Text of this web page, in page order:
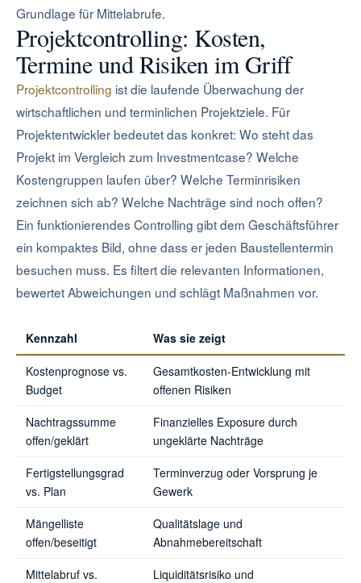
Grundlage für Mittelabrufe.
Projektcontrolling: Kosten,
Termine und Risiken im Griff
Projektcontrolling ist die laufende Überwachung der
wirtschaftlichen und terminlichen Projektziele. Für
Projektentwickler bedeutet das konkret: Wo steht das
Projekt im Vergleich zum Investmentcase? Welche
Kostengruppen laufen über? Welche Terminrisiken
zeichnen sich ab? Welche Nachträge sind noch offen?
Ein funktionierendes Controlling gibt dem Geschäftsführer
ein kompaktes Bild, ohne dass er jeden Baustellentermin
besuchen muss. Es filtert die relevanten Informationen,
bewertet Abweichungen und schlägt Maßnahmen vor.
Kennzahl Was sie zeigt
Kostenprognose vs.
Budget
Gesamtkosten-Entwicklung mit
offenen Risiken
Nachtragssumme
offen/geklärt
Finanzielles Exposure durch
ungeklärte Nachträge
Fertigstellungsgrad
vs. Plan
Terminverzug oder Vorsprung je
Gewerk
Mängelliste
offen/beseitigt
Qualitätslage und
Abnahmebereitschaft
Mittelabruf vs.
Liquiditätsrisiko und